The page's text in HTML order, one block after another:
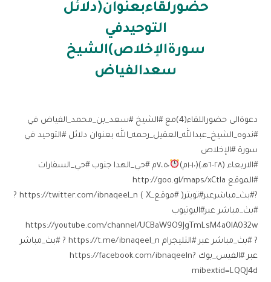
حضورلقاءبعنوان(دلائل
التوحيدفي
سورةالإخلاص)الشيخ
سعدالفياض
دعوةالى حضوراللقاء(4)مع #الشيخ #سعد_بن_محمد_الفياض في
#ندوه_الشيخ_عبدالله_العقيل_رحمه_الله بعنوان دلائل #التوحيد في
سورة #الإخلاص
#الاربعاء (٢٨-٦هـ)(١٠-١م)
٧،٥٠م #حي_الهدا جنوب #حي_السفارات
#الموقع http://goo.gl/maps/xCtla
?#بث_مباشرعبر#تويتر( #موقع_X ) https://twitter.com/ibnaqeel_n ?
#بث_مباشر عبر#اليوتيوب
https://youtube.com/channel/UCBaW9O9JgTmLsM4a0lA032w
? #بث_مباشر عبر #التليجرام https://t.me/ibnaqeel_n ? #بث_مباشر
عبر #الفيس_بوك https://facebook.com/ibnaqeeln?
mibextid=LQQJ4d